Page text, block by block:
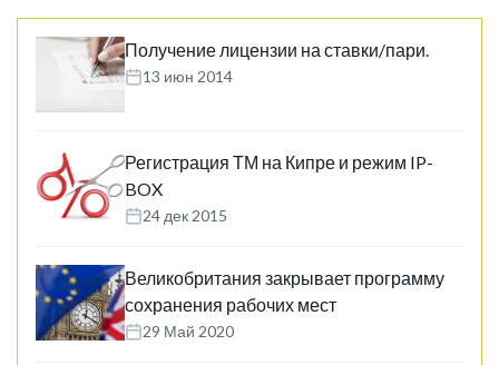
Получение лицензии на ставки/пари.
13 июн 2014
Регистрация ТМ на Кипре и режим IP-
BOX
24 дек 2015
Великобритания закрывает программу
сохранения рабочих мест
29 Май 2020